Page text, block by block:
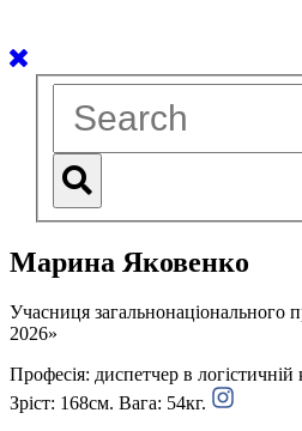
Марина Яковенко
Учасниця
2026»
Професія: диспетчер в логістичній
Зріст: 168см. Вага: 54кг.